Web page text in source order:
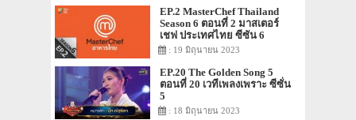
EP.2 MasterChef Thailand
Season 6 ตอนที่ 2 มาสเตอร์
เชฟ ประเทศไทย ซีซัน 6
: 19 มิถุนายน 2023
EP.20 The Golden Song 5
ตอนที่ 20 เวทีเพลงเพราะ ซีซั่น
5
: 18 มิถุนายน 2023